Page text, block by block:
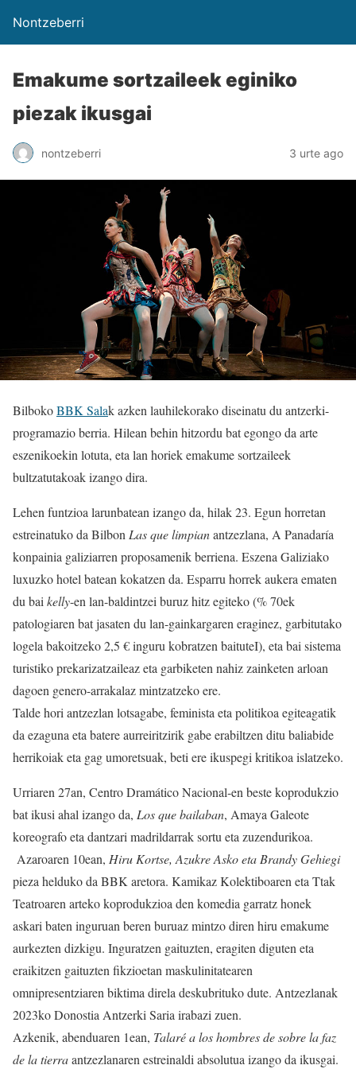
Nontzeberri
Emakume sortzaileek eginiko
piezak ikusgai
nontzeberri 3 urte ago
BilbokoBBK Salak azken lauhilekorako diseinatu du antzerki-
programazio berria. Hilean behin hitzordu bat egongo da arte
eszenikoekin lotuta, eta lan horiek emakume sortzaileek
bultzatutakoak izango dira.
Lehen funtzioa larunbatean izango da, hilak 23. Egun horretan
estreinatuko da BilbonLas que limpianantzezlana, A Panadaría
konpainia galiziarren proposamenik berriena. Eszena Galiziako
luxuzko hotel batean kokatzen da. Esparru horrek aukera ematen
du baikelly-en lan-baldintzei buruz hitz egiteko (% 70ek
patologiaren bat jasaten du lan-gainkargaren eraginez, garbitutako
logela bakoitzeko 2,5 € inguru kobratzen baituteI), eta bai sistema
turistiko prekarizatzaileaz eta garbiketen nahiz zainketen arloan
dagoen genero-arrakalaz mintzatzeko ere.
Talde hori antzezlan lotsagabe, feminista eta politikoa egiteagatik
da ezaguna eta batere aurreiritzirik gabe erabiltzen ditu baliabide
herrikoiak eta gag umoretsuak, beti ere ikuspegi kritikoa islatzeko.
Urriaren 27an, Centro Dramático Nacional-en beste koprodukzio
bat ikusi ahal izango da, Los que bailaban, Amaya Galeote
koreografo eta dantzari madrildarrak sortu eta zuzendurikoa.
Azaroaren 10ean, Hiru Kortse, Azukre Asko eta Brandy Gehiegi
pieza helduko da BBK aretora. Kamikaz Kolektiboaren eta Ttak
Teatroaren arteko koprodukzioa den komedia garratz honek
askari baten inguruan beren buruaz mintzo diren hiru emakume
aurkezten dizkigu. Inguratzen gaituzten, eragiten diguten eta
eraikitzen gaituzten fikzioetan maskulinitatearen
omnipresentziaren biktima direla deskubrituko dute. Antzezlanak
2023ko Donostia Antzerki Saria irabazi zuen.
Azkenik, abenduaren 1ean, Talaré a los hombres de sobre la faz
de la tierraantzezlanaren estreinaldi absolutua izango da ikusgai.